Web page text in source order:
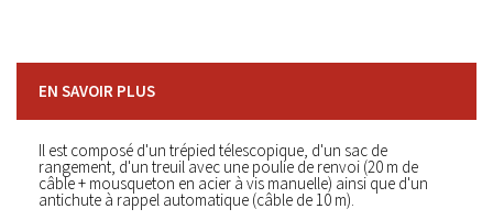
EN SAVOIR PLUS
Il est composé d'un trépied télescopique, d'un sac de
rangement, d'un treuil avec une poulie de renvoi (20 m de
câble + mousqueton en acier à vis manuelle) ainsi que d'un
antichute à rappel automatique (câble de 10 m).